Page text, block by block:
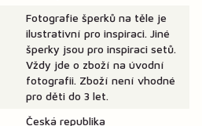
Fotografie šperků na těle je
ilustrativní pro inspiraci. Jiné
šperky jsou pro inspiraci setů.
Vždy jde o zboží na úvodní
fotografii. Zboží není vhodné
pro děti do 3 let.
Česká republika